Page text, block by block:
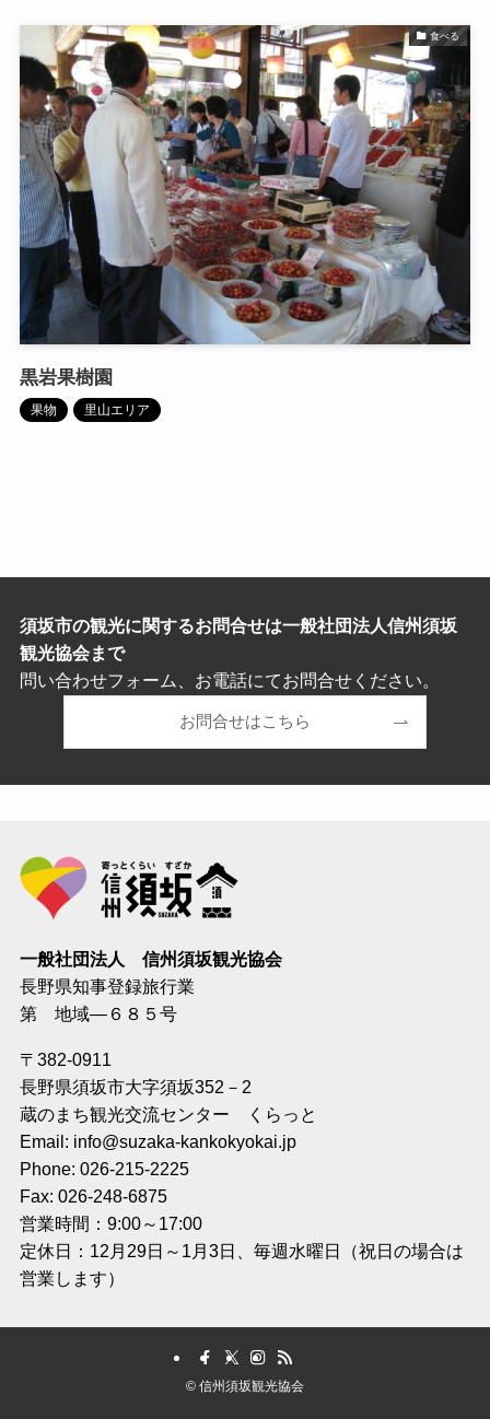
食べる
黒岩果樹園
果物 里山エリア
須坂市の観光に関するお問合せは一般社団法人信州須坂
観光協会まで
問い合わせフォーム、お電話にてお問合せください。
お問合せはこちら
一般社団法人 信州須坂観光協会
長野県知事登録旅行業
第 地域―６８５号
〒382-0911
長野県須坂市大字須坂352－2
蔵のまち観光交流センター くらっと
Email: info@suzaka-kankokyokai.jp
Phone: 026-215-2225
Fax: 026-248-6875
営業時間：9:00～17:00
定休日：12月29日～1月3日、毎週水曜日（祝日の場合は
営業します）
© 信州須坂観光協会